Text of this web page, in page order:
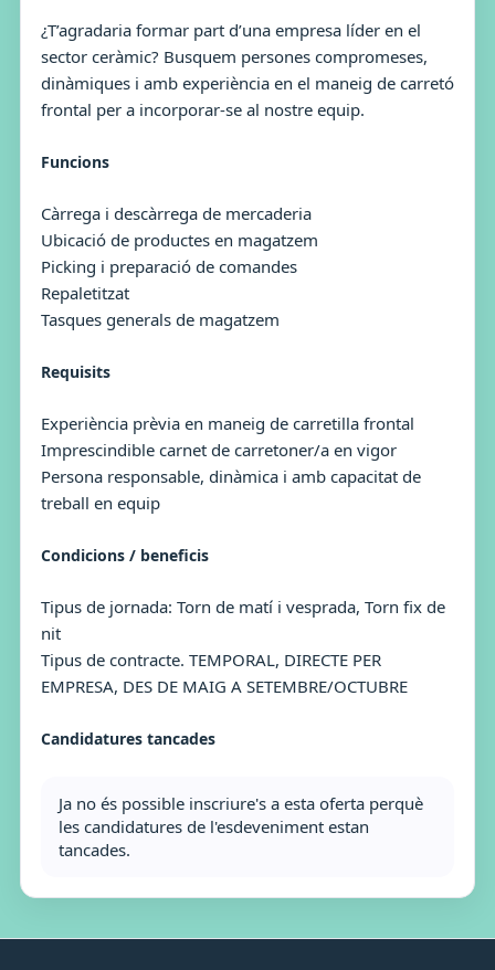
¿T’agradaria formar part d’una empresa líder en el
sector ceràmic? Busquem persones compromeses,
dinàmiques i amb experiència en el maneig de carretó
frontal per a incorporar-se al nostre equip.
Funcions
Càrrega i descàrrega de mercaderia
Ubicació de productes en magatzem
Picking i preparació de comandes
Repaletitzat
Tasques generals de magatzem
Requisits
Experiència prèvia en maneig de carretilla frontal
Imprescindible carnet de carretoner/a en vigor
Persona responsable, dinàmica i amb capacitat de
treball en equip
Condicions / beneficis
Tipus de jornada: Torn de matí i vesprada, Torn fix de
nit
Tipus de contracte. TEMPORAL, DIRECTE PER
EMPRESA, DES DE MAIG A SETEMBRE/OCTUBRE
Candidatures tancades
Ja no és possible inscriure's a esta oferta perquè
les candidatures de l'esdeveniment estan
tancades.